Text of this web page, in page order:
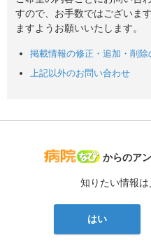
すので、お手数ではございま
ますようお願いいたします。
掲載情報の修正・追加・削
上記以外のお問い合わせ
病院なび
からのア
知りたい情報
はい